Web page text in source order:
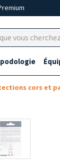
cors et